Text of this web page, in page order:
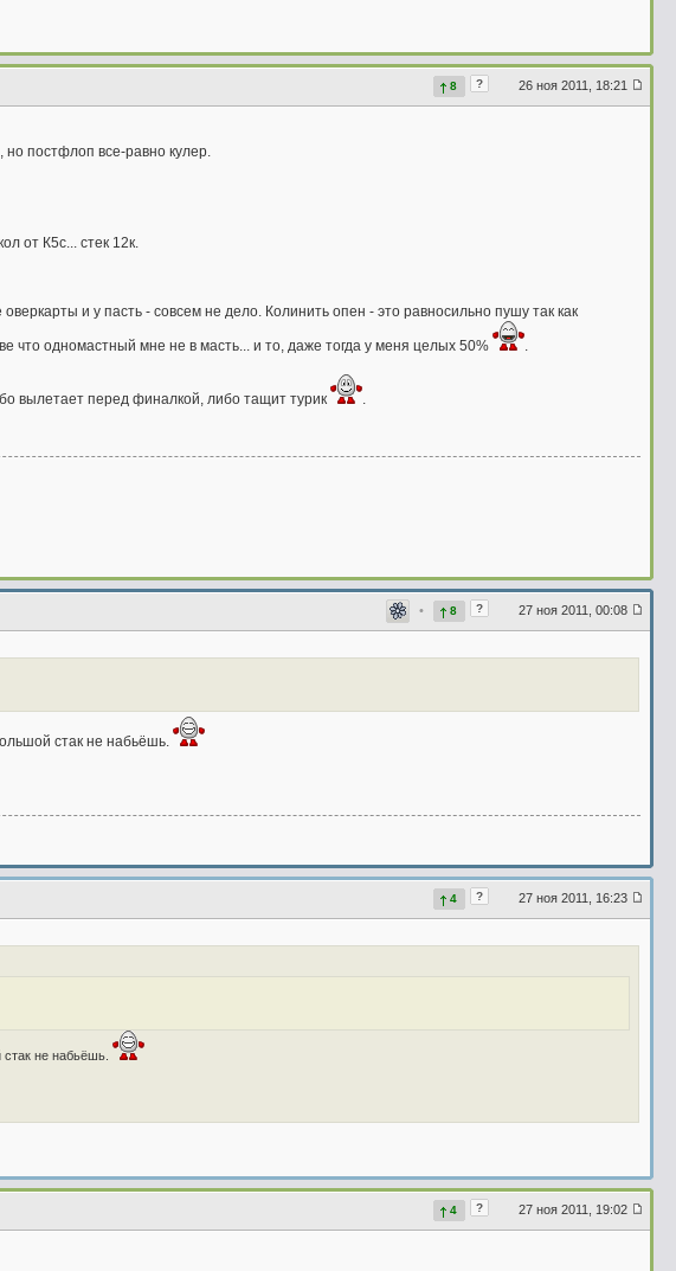
26 ноя 2011, 18:21
?
8
постфлоп все-равно кулер.
от К5с... стек 12к.
и у пасть - совсем не дело. Колинить опен - это равносильно пушу так как
что одномастный мне не в масть... и то, даже тогда у меня целых 50%
вылетает перед финалкой, либо тащит турик
27 ноя 2011, 00:08
?
8
•
стак не набьёшь.
27 ноя 2011, 16:23
?
4
не набьёшь.
27 ноя 2011, 19:02
?
4